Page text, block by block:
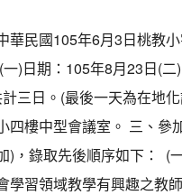
華民國105年6月3日桃教
)日期：105年8月23日(
三日。(最後一天為在地
四樓中型會議室。 三、參
)，錄取先後順序如下： (
學習領域教學有興趣之教